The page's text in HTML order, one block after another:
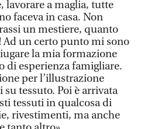
lavorare a maglia, tutte
faceva in casa. Non
un mestiere, quanto
un certo punto mi sono
la mia formazione
di esperienza famigliare.
per l’illustrazione
tessuto. Poi è arrivata
tessuti in qualcosa di
rivestimenti, ma anche